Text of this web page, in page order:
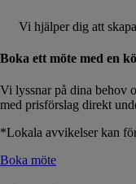
Vi hjälper dig att
Boka ett möte med en
Vi lyssnar på dina behov
med prisförslag direkt
*Lokala avvikelser kan
Boka möte